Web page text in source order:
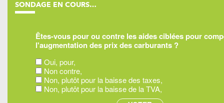
SONDAGE EN COURS…
Êtes-vous pour ou contre les aides ciblées pour
l'augmentation des prix des carburants ?
Oui, pour,
Non contre,
Non, plutôt pour la baisse des taxes,
Non, plutôt pour la baisse de la TVA,